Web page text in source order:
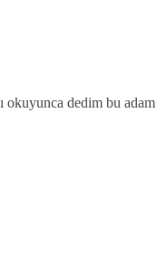
okuyunca dedim bu